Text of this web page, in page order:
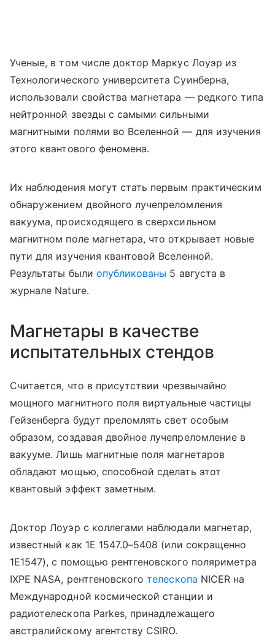
Ученые, в том числе доктор Маркус Лоуэр из
Технологического университета Суинберна,
использовали свойства магнетара — редкого типа
нейтронной звезды с самыми сильными
магнитными полями во Вселенной — для изучения
этого квантового феномена.
Их наблюдения могут стать первым практическим
обнаружением двойного лучепреломления
вакуума, происходящего в сверхсильном
магнитном поле магнетара, что открывает новые
пути для изучения квантовой Вселенной.
Результаты были опубликованы 5 августа в
журнале Nature.
Магнетары в качестве
испытательных стендов
Считается, что в присутствии чрезвычайно
мощного магнитного поля виртуальные частицы
Гейзенберга будут преломлять свет особым
образом, создавая двойное лучепреломление в
вакууме. Лишь магнитные поля магнетаров
обладают мощью, способной сделать этот
квантовый эффект заметным.
Доктор Лоуэр с коллегами наблюдали магнетар,
известный как 1E 1547.0–5408 (или сокращенно
1E1547), с помощью рентгеновского поляриметра
IXPE NASA, рентгеновскоготелескопа NICER на
Международной космической станции и
радиотелескопа Parkes, принадлежащего
австралийскому агентству CSIRO.